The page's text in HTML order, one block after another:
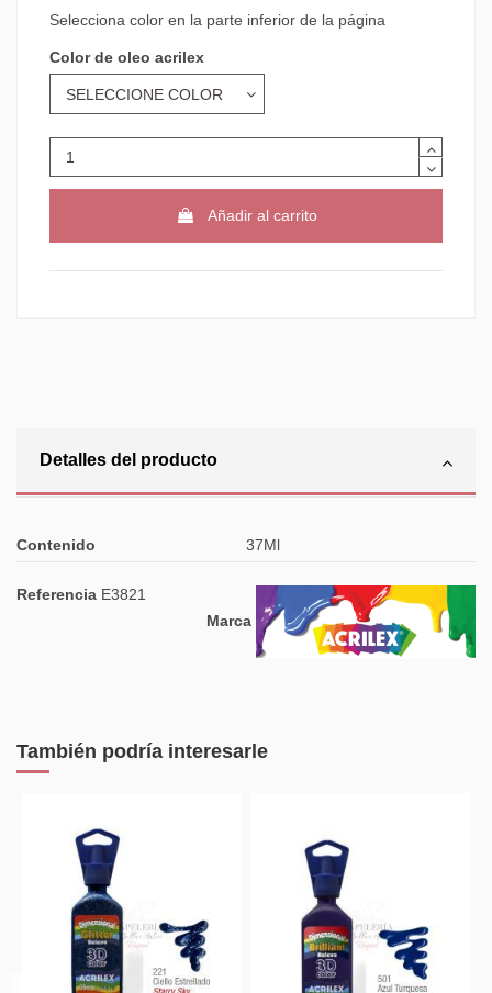
Selecciona color en la parte inferior de la página
Color de oleo acrilex
Añadir al carrito
Detalles del producto
Contenido 37Ml
Marca
Referencia E3821
También podría interesarle